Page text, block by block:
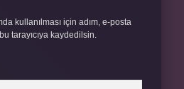
kullanılması için adım, e-posta
tarayıcıya kaydedilsin.